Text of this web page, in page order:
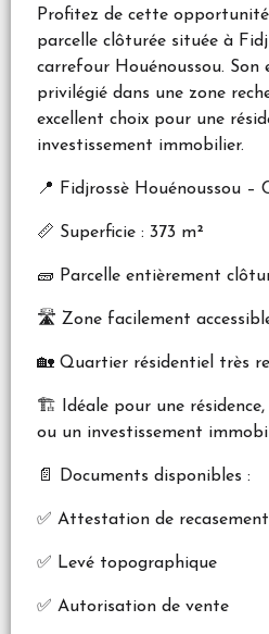
Profitez de cette
parcelle clôturée située à
carrefour Houénoussou. Son
privilégié dans une zone
excellent choix pour une
investissement immobilier.
📍 Fidjrossè Houénoussou –
📏 Superficie : 373 m²
🧱 Parcelle entièrement
🛣️ Zone facilement
🏡 Quartier résidentiel très
🏗️ Idéale pour une
ou un investissement
📄 Documents disponibles :
✅ Attestation de recasement
✅ Levé topographique
✅ Autorisation de vente